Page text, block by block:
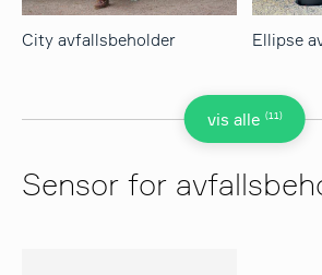
vis alle (11)
City avfallsbeholder Ellipse
Sensor for